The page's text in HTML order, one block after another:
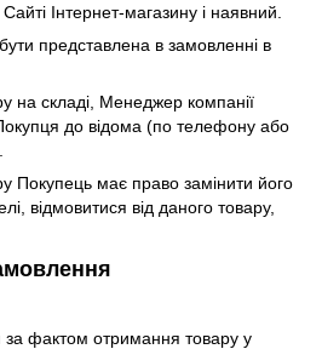
Інтернет-магазину і наявний.
представлена ​​в замовленні в
на складі, Менеджер компанії
до відома (по телефону або
Покупець має право замінити його
відмовитися від даного товару,
за фактом отримання товару у